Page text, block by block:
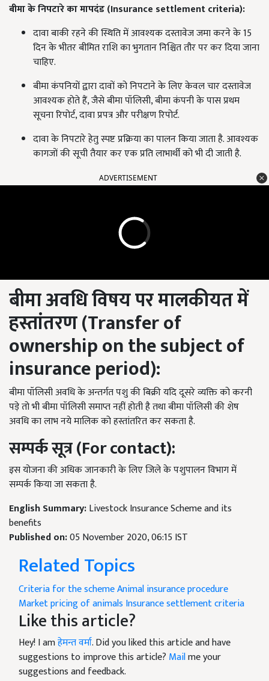
बीमा के निपटारे का मापदंड (Insurance settlement criteria):
दावा बाकी रहने की स्थिति में आवश्यक दस्तावेज जमा करने के 15
दिन के भीतर बीमित राशि का भुगतान निश्चित तौर पर कर दिया जाना
चाहिए.
बीमा कंपनियों द्वारा दावों को निपटाने के लिए केवल चार दस्तावेज
आवश्यक होते हैं, जैसे बीमा पॉलिसी, बीमा कंपनी के पास प्रथम
सूचना रिपोर्ट, दावा प्रपत्र और परीक्षण रिपोर्ट.
दावा के निपटारे हेतु स्पष्ट प्रक्रिया का पालन किया जाता है. आवश्यक
कागजों की सूची तैयार कर एक प्रति लाभार्थी को भी दी जाती है.
ADVERTISEMENT
बीमा अवधि विषय पर मालकीयत में
हस्तांतरण (Transfer of
ownership on the subject of
insurance period):
बीमा पॉलिसी अवधि के अन्तर्गत पशु की बिक्री यदि दूसरे व्यक्ति को करनी
पड़े तो भी बीमा पॉलिसी समाप्त नहीं होती है तथा बीमा पॉलिसी की शेष
अवधि का लाभ नये मालिक को हस्तांतरित कर सकता है.
सम्पर्क सूत्र (For contact):
इस योजना की अधिक जानकारी के लिए जिले के पशुपालन विभाग में
सम्पर्क किया जा सकता है.
English Summary:Livestock Insurance Scheme and its
benefits
Published on:05 November 2020, 06:15 IST
Related Topics
Criteria for the schemeAnimal insurance procedure
Market pricing of animals Insurance settlement criteria
Like this article?
Hey! I amहेमन्त वर्मा. Did you liked this article and have
suggestions to improve this article? Mailme your
suggestions and feedback.